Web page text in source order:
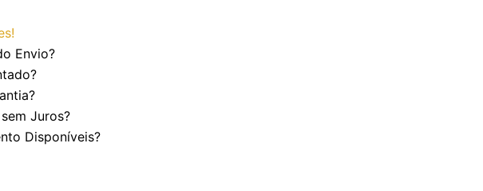
Envio?
Juros?
Disponíveis?